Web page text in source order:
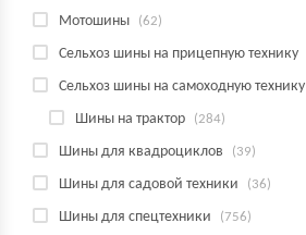
Мотошины (62)
Сельхоз шины на прицепную технику
Сельхоз шины на самоходную технику
Шины на трактор (284)
Шины для квадроциклов (39)
Шины для садовой техники (36)
Шины для спецтехники (756)